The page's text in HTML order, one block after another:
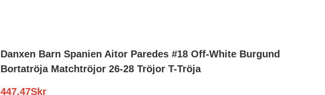
Danxen Barn Spanien Aitor Paredes #18 Off-White Burgund
Bortatröja Matchtröjor 26-28 Tröjor T-Tröja
447,47Skr